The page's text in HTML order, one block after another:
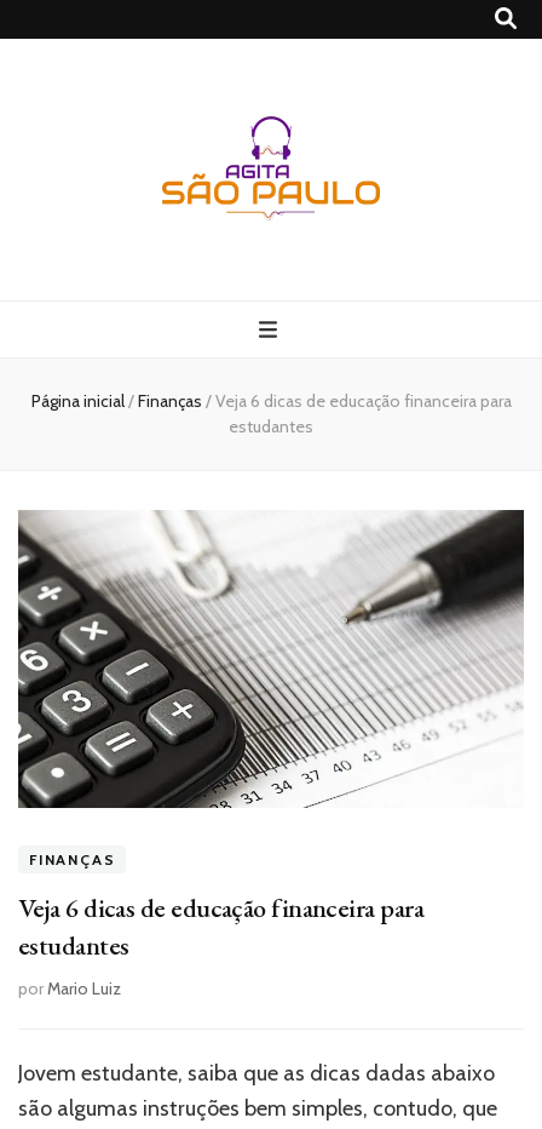
Agito
Página inicial/Finanças /Veja 6 dicas de educação financeira para
estudantes
FINANÇAS
Veja 6 dicas de educação financeira para
estudantes
porMario Luiz
Jovem estudante, saiba que as dicas dadas abaixo
são algumas instruções bem simples, contudo, que